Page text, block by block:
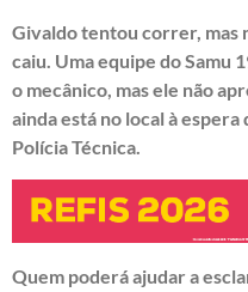
Givaldo tentou correr, mas
caiu. Uma equipe do Samu
o mecânico, mas ele não
ainda está no local à
Polícia Técnica.
Quem poderá ajudar a